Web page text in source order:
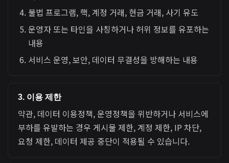
불법 프로그램, 핵, 계정 거래, 현금 거래, 사기 유도
운영자 또는 타인을 사칭하거나 허위 정보를 유포하는
내용
서비스 운영, 보안, 데이터 무결성을 방해하는 내용
3. 이용 제한
약관, 데이터 이용정책, 운영정책을 위반하거나 서비스에
부하를 유발하는 경우 게시물 제한, 계정 제한, IP 차단,
요청 제한, 데이터 제공 중단이 적용될 수 있습니다.